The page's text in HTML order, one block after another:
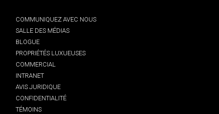
COMMUNIQUEZ AVEC NOUS
SALLE DES MÉDIAS
BLOGUE
PROPRIÉTÉS LUXUEUSES
COMMERCIAL
INTRANET
AVIS JURIDIQUE
CONFIDENTIALITÉ
TÉMOINS